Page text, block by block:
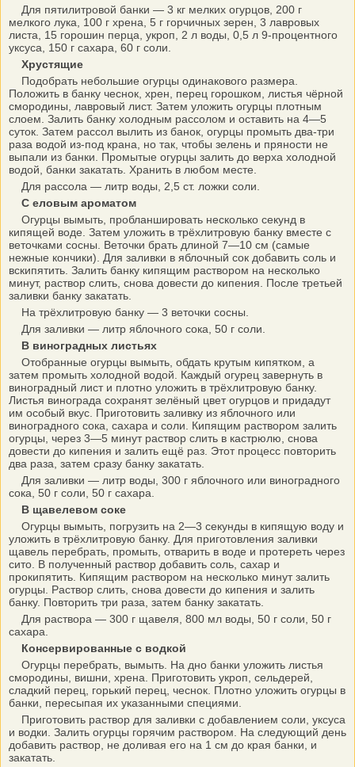
Для пятилитровой банки — 3 кг мелких огурцов, 200 г
мелкого лука, 100 г хрена, 5 г горчичных зерен, 3 лавровых
листа, 15 горошин перца, укроп, 2 л воды, 0,5 л 9-процентного
уксуса, 150 г сахара, 60 г соли.
Хрустящие
Подобрать небольшие огурцы одинакового размера.
Положить в банку чеснок, хрен, перец горошком, листья чёрной
смородины, лавровый лист. Затем уложить огурцы плотным
слоем. Залить банку холодным рассолом и оставить на 4—5
суток. Затем рассол вылить из банок, огурцы промыть два-три
раза водой из-под крана, но так, чтобы зелень и пряности не
выпали из банки. Промытые огурцы залить до верха холодной
водой, банки закатать. Хранить в любом месте.
Для рассола — литр воды, 2,5 ст. ложки соли.
С еловым ароматом
Огурцы вымыть, пробланшировать несколько секунд в
кипящей воде. Затем уложить в трёхлитровую банку вместе с
веточками сосны. Веточки брать длиной 7—10 см (самые
нежные кончики). Для заливки в яблочный сок добавить соль и
вскипятить. Залить банку кипящим раствором на несколько
минут, раствор слить, снова довести до кипения. После третьей
заливки банку закатать.
На трёхлитровую банку — 3 веточки сосны.
Для заливки — литр яблочного сока, 50 г соли.
В виноградных листьях
Отобранные огурцы вымыть, обдать крутым кипятком, а
затем промыть холодной водой. Каждый огурец завернуть в
виноградный лист и плотно уложить в трёхлитровую банку.
Листья винограда сохранят зелёный цвет огурцов и придадут
им особый вкус. Приготовить заливку из яблочного или
виноградного сока, сахара и соли. Кипящим раствором залить
огурцы, через 3—5 минут раствор слить в кастрюлю, снова
довести до кипения и залить ещё раз. Этот процесс повторить
два раза, затем сразу банку закатать.
Для заливки — литр воды, 300 г яблочного или виноградного
сока, 50 г соли, 50 г сахара.
В щавелевом соке
Огурцы вымыть, погрузить на 2—3 секунды в кипящую воду и
уложить в трёхлитровую банку. Для приготовления заливки
щавель перебрать, промыть, отварить в воде и протереть через
сито. В полученный раствор добавить соль, сахар и
прокипятить. Кипящим раствором на несколько минут залить
огурцы. Раствор слить, снова довести до кипения и залить
банку. Повторить три раза, затем банку закатать.
Для раствора — 300 г щавеля, 800 мл воды, 50 г соли, 50 г
сахара.
Консервированные с водкой
Огурцы перебрать, вымыть. На дно банки уложить листья
смородины, вишни, хрена. Приготовить укроп, сельдерей,
сладкий перец, горький перец, чеснок. Плотно уложить огурцы в
банки, пересыпая их указанными специями.
Приготовить раствор для заливки с добавлением соли, уксуса
и водки. Залить огурцы горячим раствором. На следующий день
добавить раствор, не доливая его на 1 см до края банки, и
закатать.